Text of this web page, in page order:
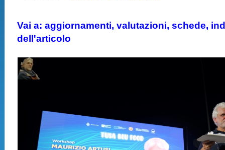
Vai a: aggiornamenti, valutazioni, schede,
dell'articolo